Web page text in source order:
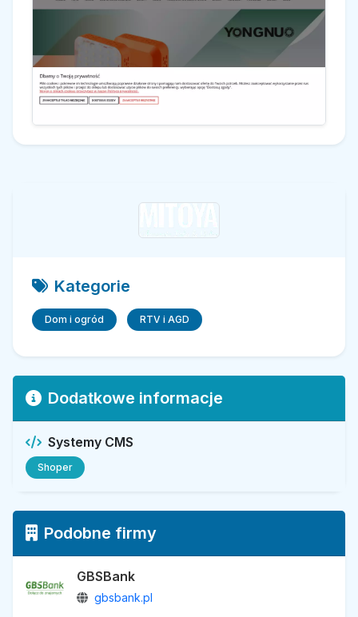
Kategorie
Dom i ogród RTV i AGD
Dodatkowe informacje
Systemy CMS
Shoper
Podobne firmy
GBSBank
gbsbank.pl